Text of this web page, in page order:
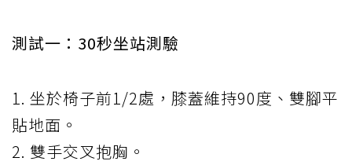
測試一：30秒坐站測驗
1. 坐於椅子前1/2處，膝蓋維持90度、雙腳平
貼地面。
2. 雙手交叉抱胸。